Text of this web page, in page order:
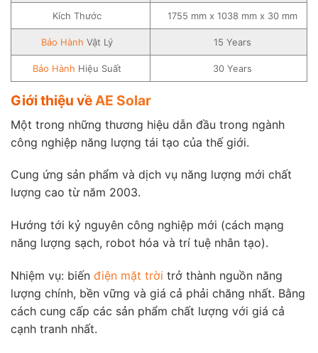
Kích Thước 1755 mm x 1038 mm x 30 mm
Bảo Hành Vật Lý 15 Years
Bảo Hành Hiệu Suất 30 Years
Giới thiệu vềAE Solar
Một trong những thương hiệu dẫn đầu trong ngành
công nghiệp năng lượng tái tạo của thế giới.
Cung ứng sản phẩm và dịch vụ năng lượng mới chất
lượng cao từ năm 2003.
Hướng tới kỷ nguyên công nghiệp mới (cách mạng
năng lượng sạch, robot hóa và trí tuệ nhân tạo).
Nhiệm vụ: biến điện mặt trời trở thành nguồn năng
lượng chính, bền vững và giá cả phải chăng nhất. Bằng
cách cung cấp các sản phẩm chất lượng với giá cả
cạnh tranh nhất.